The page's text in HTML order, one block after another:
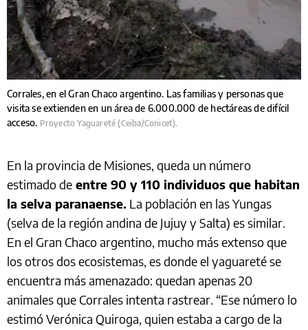
Corrales, en el Gran Chaco argentino. Las familias y personas que
visita se extienden en un área de 6.000.000 de hectáreas de difícil
acceso. Proyecto Yaguareté (Ceiba/Conicet).
En la provincia de Misiones, queda un número
estimado de entre 90 y 110 individuos que habitan
la selva paranaense. La población en las Yungas
(selva de la región andina de Jujuy y Salta) es similar.
En el Gran Chaco argentino, mucho más extenso que
los otros dos ecosistemas, es donde el yaguareté se
encuentra más amenazado: quedan apenas 20
animales que Corrales intenta rastrear. “Ese número lo
estimó Verónica Quiroga, quien estaba a cargo de la